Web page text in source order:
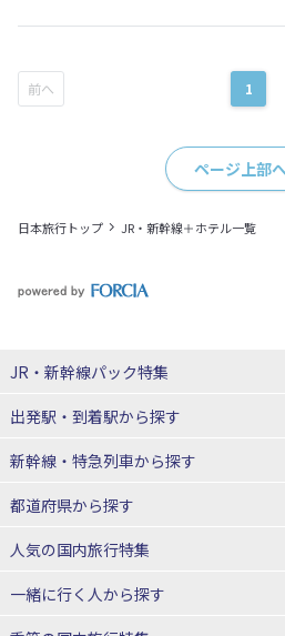
1
ページ上部
日本旅行トップ JR・新幹線＋ホテル一覧
JR・新幹線パック特集
JR・新幹線＋ホテルパック
出張パック
出発駅・到着駅から探す
秋田⇔東京 新幹線パック
仙台→東京 新幹線パック
富山⇔東京 新幹線パック
東京→仙台 新幹線パック
新幹線・特急列車から探す
北海道新幹線 旅行
山形新幹線 旅行
東海道新幹線 旅行
都道府県から探す
北海道旅行・ツアー
人気の国内旅行特集
東京ディズニーリゾート®への旅
一緒に行く人から探す